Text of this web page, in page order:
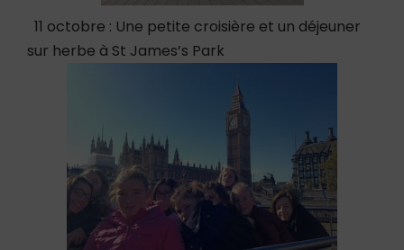
11 octobre : Une petite croisière et un déjeuner
sur herbe à St James’s Park